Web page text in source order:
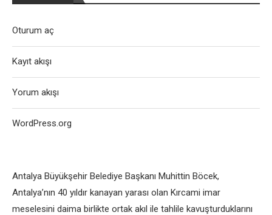
Antalya Büyükşehir Belediye Başkanı Muhittin Böcek,
Antalya’nın 40 yıldır kanayan yarası olan Kırcami imar
meselesini daima birlikte ortak akıl ile tahlile kavuşturduklarını
Oturum aç
Kayıt akışı
Yorum akışı
WordPress.org